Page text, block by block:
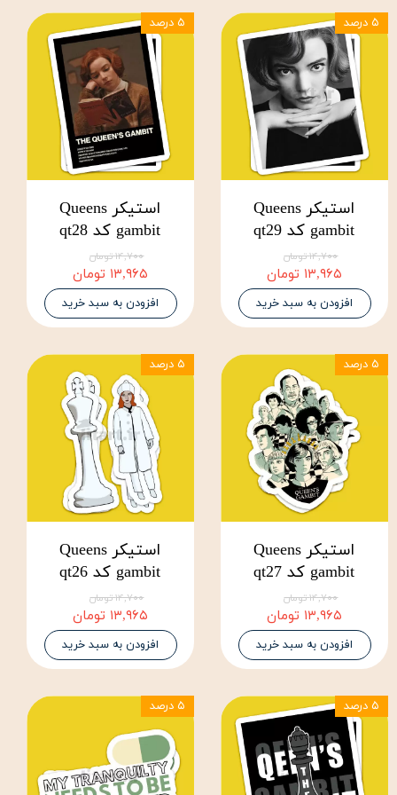
استیکر Queens
gambit کد qt29
۱۴,۷۰۰ تومان
۱۳,۹۶۵ تومان
افزودن به سبد خرید
۵ درصد
استیکر Queens
gambit کد qt28
۱۴,۷۰۰ تومان
۱۳,۹۶۵ تومان
افزودن به سبد خرید
۵ درصد
استیکر Queens
gambit کد qt27
۱۴,۷۰۰ تومان
۱۳,۹۶۵ تومان
افزودن به سبد خرید
۵ درصد
استیکر Queens
gambit کد qt26
۱۴,۷۰۰ تومان
۱۳,۹۶۵ تومان
افزودن به سبد خرید
۵ درصد
۵ درصد ۵ درصد